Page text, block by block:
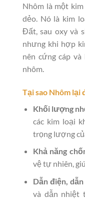
Nhôm là một
dẻo. Nó là kim
Đất, sau oxy và
nhưng khi hợp
nên cứng cáp
nhôm.
Tại sao Nhôm lại
Khối lượng
các kim loại
trọng lượng
Khả năng
vệ tự nhiên,
Dẫn điện,
và dẫn nhiệt